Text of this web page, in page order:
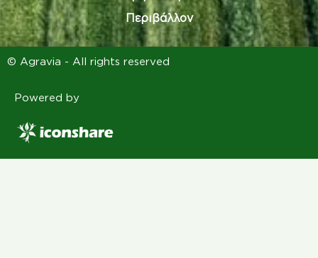
Περιβάλλον
© Agravia - All rights reserved
Powered by